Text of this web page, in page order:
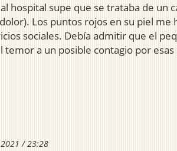
hospital supe que se trataba de
Los puntos rojos en su piel
sociales. Debía admitir que el
a un posible contagio por
2021 / 23:28